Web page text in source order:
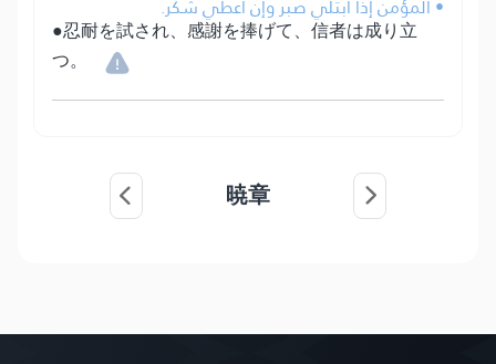
• المؤمن إذا ابتلي صبر وإن أعطي شكر.
●忍耐を試され、感謝を捧げて、信者は成り立
つ。
暁章